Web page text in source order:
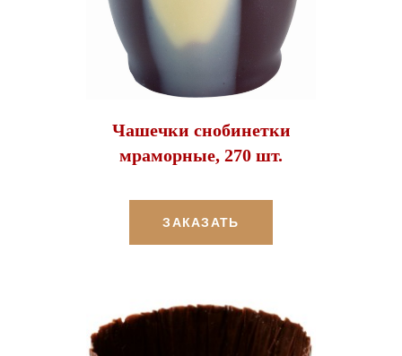
Чашечки снобинетки
мраморные, 270 шт.
ЗАКАЗАТЬ